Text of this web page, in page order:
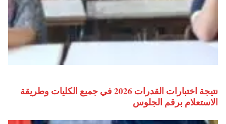
نتيجة اختبارات القدرات 2026 في جميع الكليات وطريقة
الاستعلام برقم الجلوس